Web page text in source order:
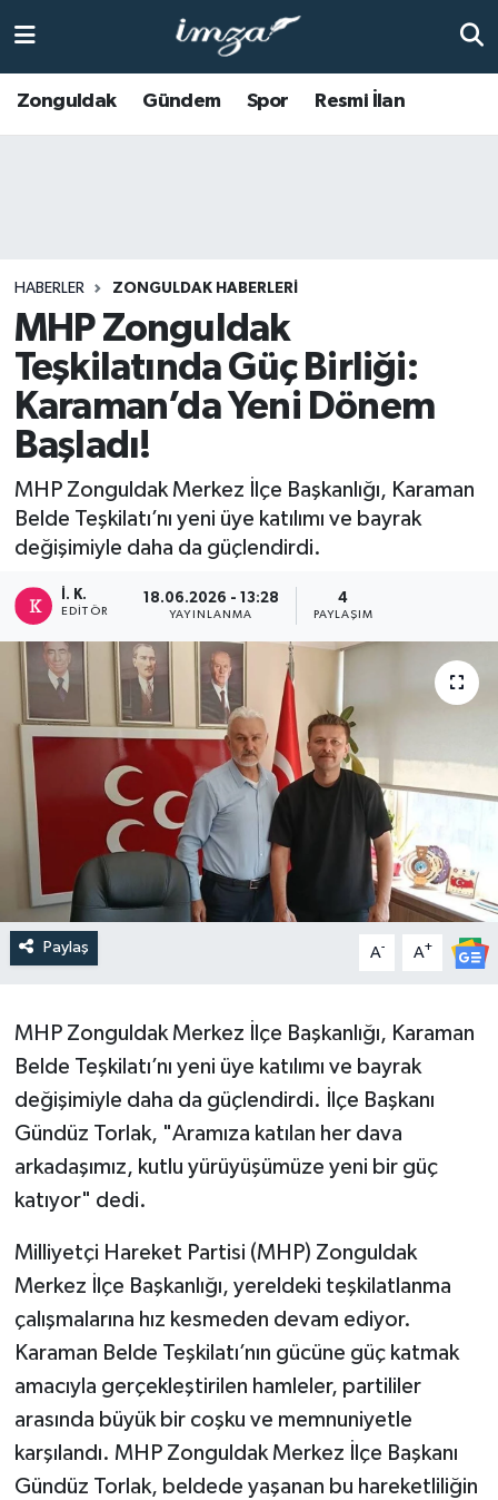
Zonguldak Gündem Spor Resmi İlan
HABERLER ZONGULDAK HABERLERI
MHP Zonguldak
Teşkilatında Güç Birliği:
Karaman’da Yeni Dönem
Başladı!
MHP Zonguldak Merkez İlçe Başkanlığı, Karaman
Belde Teşkilatı’nı yeni üye katılımı ve bayrak
değişimiyle daha da güçlendirdi.
İ. K.
EDITÖR
18.06.2026 - 13:28
YAYINLANMA
4
PAYLAŞIM
Paylaş A- A+
​MHP Zonguldak Merkez İlçe Başkanlığı, Karaman
Belde Teşkilatı’nı yeni üye katılımı ve bayrak
değişimiyle daha da güçlendirdi. İlçe Başkanı
Gündüz Torlak, "Aramıza katılan her dava
arkadaşımız, kutlu yürüyüşümüze yeni bir güç
katıyor" dedi.
​Milliyetçi Hareket Partisi (MHP) Zonguldak
Merkez İlçe Başkanlığı, yereldeki teşkilatlanma
çalışmalarına hız kesmeden devam ediyor.
Karaman Belde Teşkilatı’nın gücüne güç katmak
amacıyla gerçekleştirilen hamleler, partililer
arasında büyük bir coşku ve memnuniyetle
karşılandı. MHP Zonguldak Merkez İlçe Başkanı
Gündüz Torlak, beldede yaşanan bu hareketliliğin
Anasayfa
KİLİMLİ
BARTIN
BOLU
ÇAYCUMA
DEVREK
DÜZCE
EREĞLİ
GÖKÇEBEY
KARABÜK
KASTAMONU
Zonguldak Hava Durumu
Tüm Manşetler
Son Dakika Haberleri
Haber Arşivi